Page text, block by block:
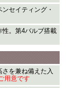
セイティング・
性。第4バルブ搭載
を兼ね備えた入
用意です